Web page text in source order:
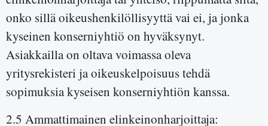
onko sillä oikeushenkilöllisyyttä vai ei, ja jonka
kyseinen konserniyhtiö on hyväksynyt.
Asiakkailla on oltava voimassa oleva
yritysrekisteri ja oikeuskelpoisuus tehdä
sopimuksia kyseisen konserniyhtiön kanssa.
2.5 Ammattimainen elinkeinonharjoittaja: